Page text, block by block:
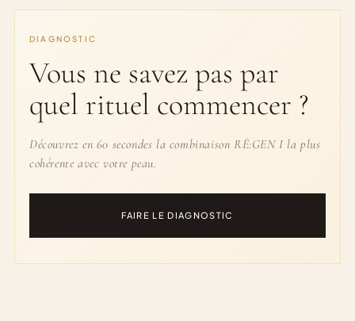
DIAGNOSTIC
Vous ne savez pas par
quel rituel commencer ?
Découvrez en 60 secondes la combinaison RĒ:GEN I la plus
cohérente avec votre peau.
FAIRE LE DIAGNOSTIC